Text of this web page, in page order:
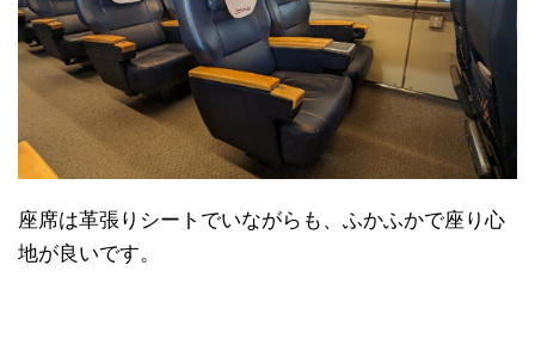
座席は革張りシートでいながらも、ふかふかで座り心
地が良いです。